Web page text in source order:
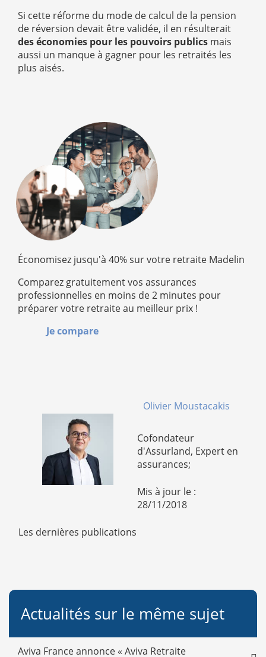
Si cette réforme du mode de calcul de la pension
de réversion devait être validée, il en résulterait
des économies pour les pouvoirs publics mais
aussi un manque à gagner pour les retraités les
plus aisés.
Économisez jusqu'à 40% sur votre retraite Madelin
Comparez gratuitement vos assurances
professionnelles en moins de 2 minutes pour
préparer votre retraite au meilleur prix !
Je compare
Olivier Moustacakis
Cofondateur
d'Assurland, Expert en
assurances;
Mis à jour le :
28/11/2018
Les dernières publications
Actualités sur le même sujet
Aviva France annonce « Aviva Retraite